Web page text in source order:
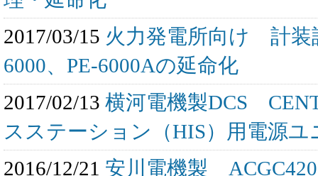
2017/03/15 火力発電所向け 計装
6000、PE-6000Aの延命化
2017/02/13 横河電機製DCS
スステーション（HIS）用電源
2016/12/21 安川電機製